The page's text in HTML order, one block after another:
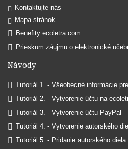
Kontaktujte nás
Mapa stránok
Benefity ecoletra.com
Prieskum záujmu o elektronické
Návody
Tutoriál 1. - Všeobecné informácie
Tutoriál 2. - Vytvorenie účtu na
Tutoriál 3. - Vytvorenie účtu PayPal
Tutoriál 4. - Vytvorenie autorského
Tutoriál 5. - Pridanie autorského